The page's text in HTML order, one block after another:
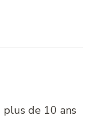
plus de 10 ans